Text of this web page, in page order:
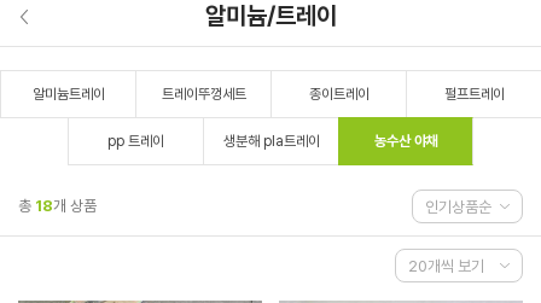
알미늄/트레이
알미늄트레이 트레이뚜껑세트 종이트레이 펄프트레이
pp 트레이 생분해 pla트레이 농수산 야채
총 18개 상품